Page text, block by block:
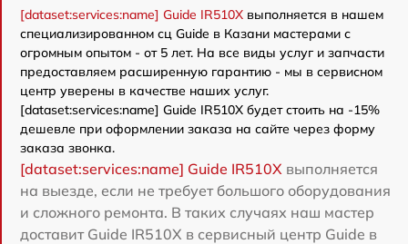
[dataset:services:name] Guide IR510X выполняется в нашем
специализированном сц Guide в Казани мастерами с
огромным опытом - от 5 лет. На все виды услуг и запчасти
предоставляем расширенную гарантию - мы в сервисном
центр уверены в качестве наших услуг.
[dataset:services:name] Guide IR510X будет стоить на -15%
дешевле при оформлении заказа на сайте через форму
заказа звонка.
[dataset:services:name] Guide IR510X выполняется
на выезде, если не требует большого оборудования
и сложного ремонта. В таких случаях наш мастер
доставит Guide IR510X в сервисный центр Guide в